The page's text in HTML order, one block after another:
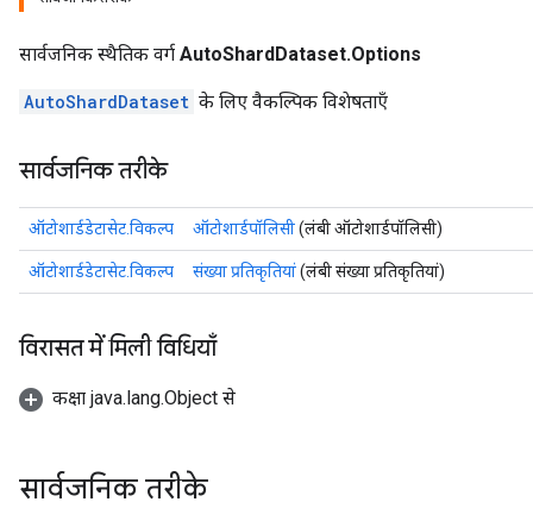
सार्वजनिक स्थैतिक वर्ग AutoShardDataset.Options
AutoShardDataset के लिए वैकल्पिक विशेषताएँ
सार्वजनिक तरीके
ऑटोशार्डडेटासेट.विकल्प ऑटोशार्डपॉलिसी(लंबी ऑटोशार्डपॉलिसी)
ऑटोशार्डडेटासेट.विकल्प संख्या प्रतिकृतियां(लंबी संख्या प्रतिकृतियां)
विरासत में मिली विधियाँ
कक्षा java.lang.Object से
सार्वजनिक तरीके